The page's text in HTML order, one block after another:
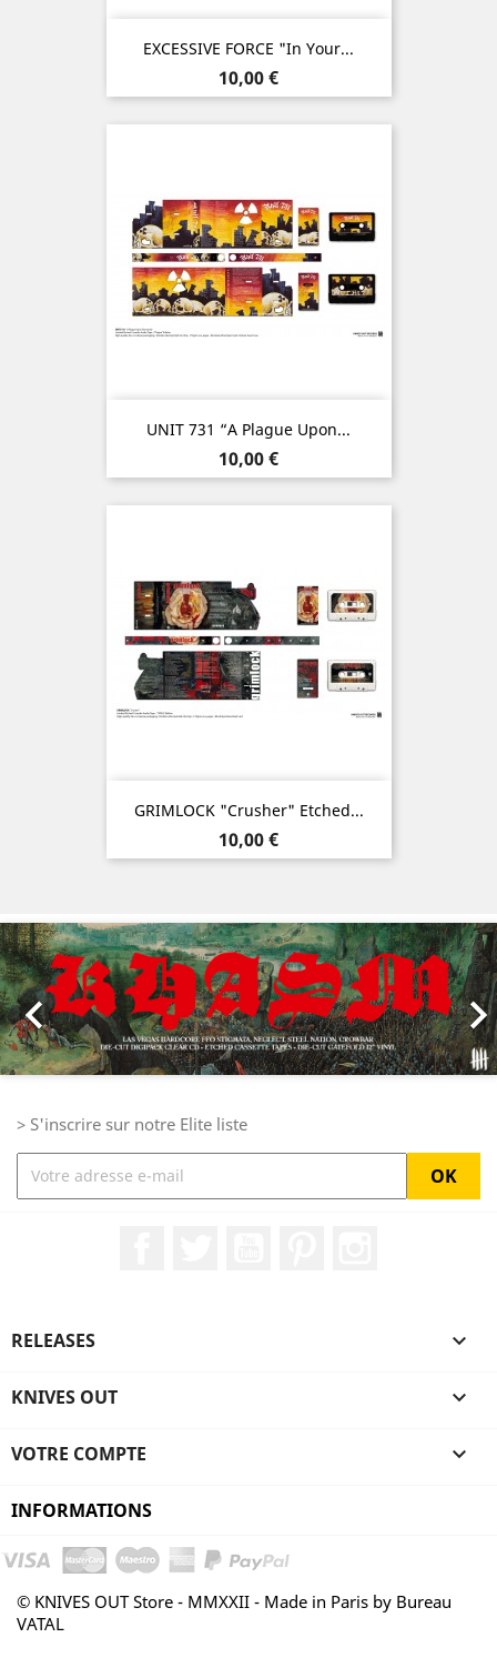
EXCESSIVE FORCE "In Your...
Prix
10,00 €
UNIT 731 “A Plague Upon...
Prix
10,00 €
GRIMLOCK "Crusher" Etched...
Prix
10,00 €

Précédent
> S'inscrire sur notre Elite liste
RELEASES 
KNIVES OUT 
VOTRE COMPTE 
INFORMATIONS
© KNIVES OUT Store - MMXXII - Made in Paris by Bureau
VATAL